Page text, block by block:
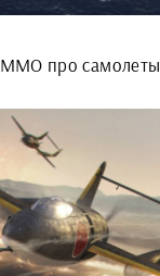
ММО про самолеты